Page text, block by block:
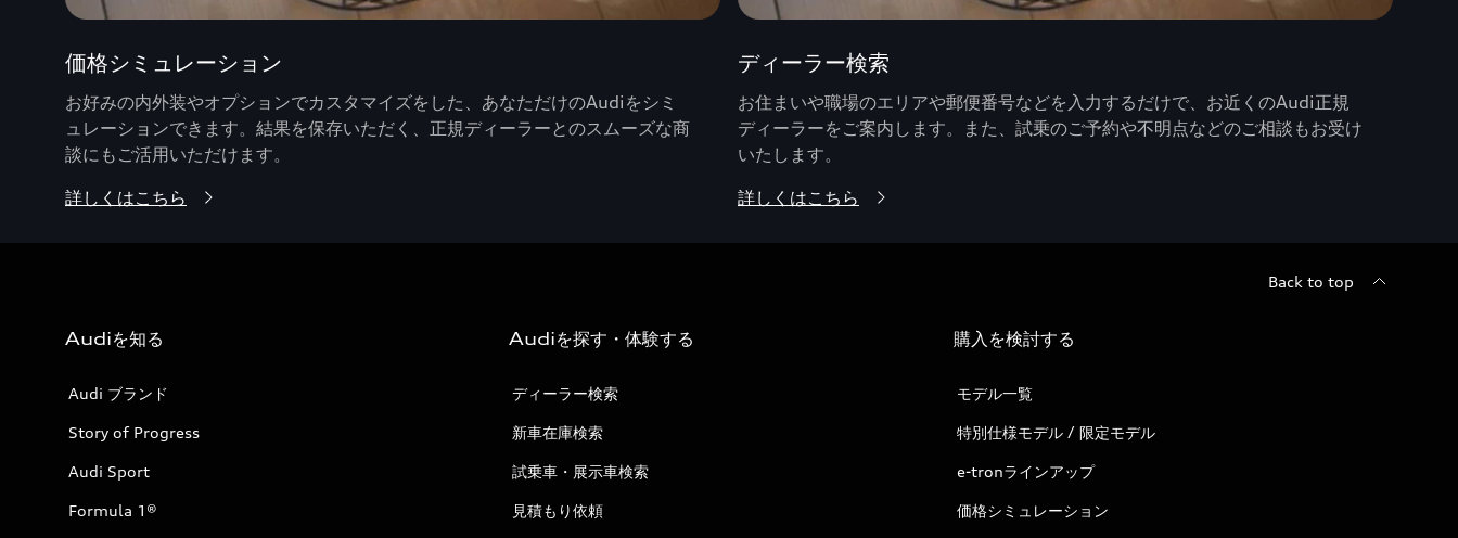
価格シミュレーション
お好みの内外装やオプションでカスタマイズをした、あなただけのAudiをシミ
ュレーションできます。結果を保存いただく、正規ディーラーとのスムーズな商
談にもご活用いただけます。
詳しくはこちら
ディーラー検索
お住まいや職場のエリアや郵便番号などを入力するだけで、お近くのAudi正規
ディーラーをご案内します。また、試乗のご予約や不明点などのご相談もお受け
いたします。
詳しくはこちら
Back to top
Audiを知る
Audi ブランド
Story of Progress
Audi Sport
Formula 1®
Audiを探す・体験する
ディーラー検索
新車在庫検索
試乗車・展示車検索
見積もり依頼
購入を検討する
モデル一覧
特別仕様モデル / 限定モデル
e-tronラインアップ
価格シミュレーション